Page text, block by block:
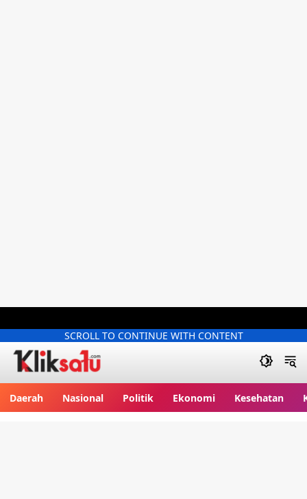
SCROLL TO CONTINUE WITH CONTENT
Daerah Nasional Politik Ekonomi Kesehatan